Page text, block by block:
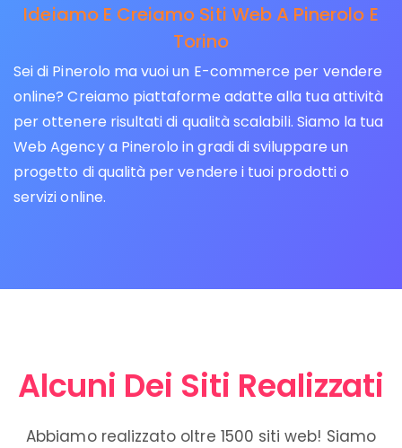
Ideiamo E Creiamo Siti Web A Pinerolo E
Torino
Sei di Pinerolo ma vuoi un E-commerce per vendere
online? Creiamo piattaforme adatte alla tua attività
per ottenere risultati di qualità scalabili. Siamo la tua
Web Agency a Pinerolo in gradi di sviluppare un
progetto di qualità per vendere i tuoi prodotti o
servizi online.
Alcuni Dei Siti Realizzati
Abbiamo realizzato oltre 1500 siti web! Siamo